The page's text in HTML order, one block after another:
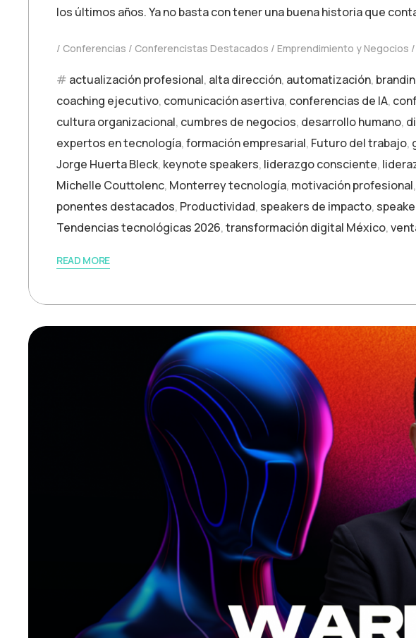
los últimos años. Ya no basta con tener una buena historia que
Conferencias Conferencistas Destacados Emprendimiento y Negocios
actualización profesional, alta dirección, automatización,
coaching ejecutivo, comunicación asertiva, conferencias de IA,
cultura organizacional, cumbres de negocios, desarrollo humano,
expertos en tecnología,formación empresarial, Futuro del trabajo,
Jorge Huerta Bleck, keynote speakers, liderazgo consciente,
Michelle Couttolenc, Monterrey tecnología, motivación profesional,
ponentes destacados, Productividad, speakers de impacto,
Tendencias tecnológicas 2026,transformación digital México,
READ MORE